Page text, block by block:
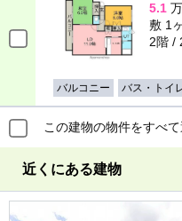
5.1
敷 1
2階 /
バルコニー バス・トイ
この建物の物件をすべ
近くにある建物